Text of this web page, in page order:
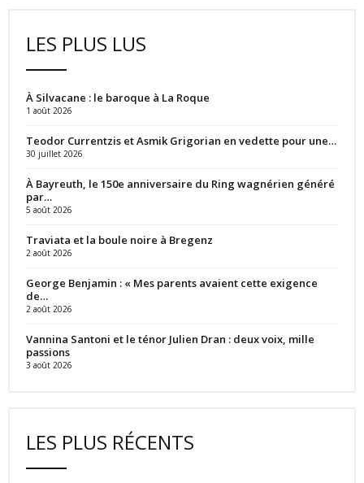
LES PLUS LUS
À Silvacane : le baroque à La Roque
1 août 2026
Teodor Currentzis et Asmik Grigorian en vedette pour une…
30 juillet 2026
À Bayreuth, le 150e anniversaire du Ring wagnérien généré
par…
5 août 2026
Traviata et la boule noire à Bregenz
2 août 2026
George Benjamin : « Mes parents avaient cette exigence
de…
2 août 2026
Vannina Santoni et le ténor Julien Dran : deux voix, mille
passions
3 août 2026
LES PLUS RÉCENTS